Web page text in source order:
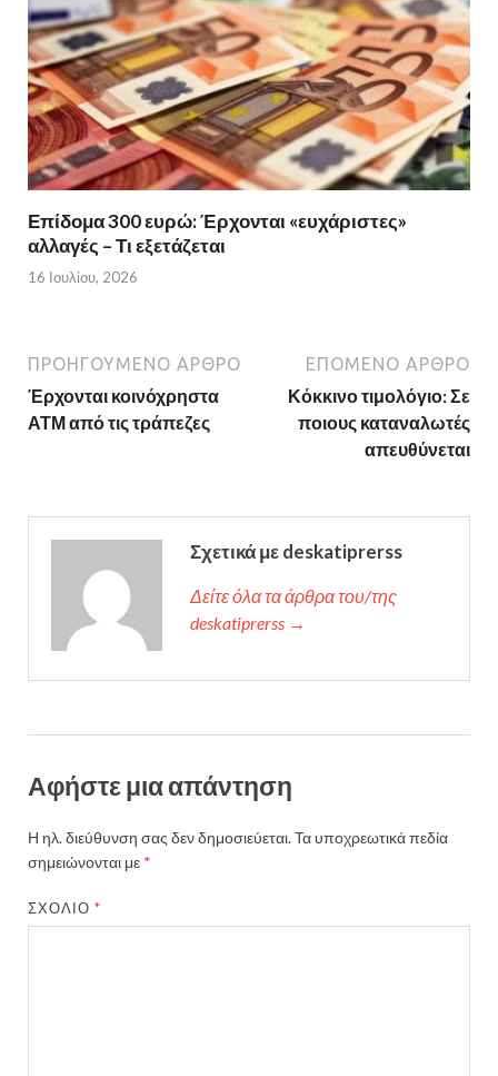
Επίδομα 300 ευρώ: Έρχονται «ευχάριστες»
αλλαγές – Τι εξετάζεται
16 Ιουλίου, 2026
ΠΡΟΗΓΟΎΜΕΝΟ ΆΡΘΡΟ
Έρχονται κοινόχρηστα
ΑΤΜ από τις τράπεζες
ΕΠΌΜΕΝΟ ΆΡΘΡΟ
Κόκκινο τιμολόγιο: Σε
ποιους καταναλωτές
απευθύνεται
Σχετικά με deskatiprerss
Δείτε όλα τα άρθρα του/της
deskatiprerss →
Αφήστε μια απάντηση
Η ηλ. διεύθυνση σας δεν δημοσιεύεται.Τα υποχρεωτικά πεδία
σημειώνονται με *
ΣΧΌΛΙΟ*